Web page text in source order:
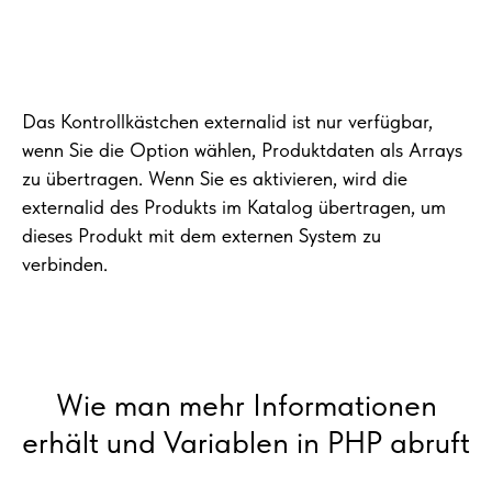
Das Kontrollkästchen externalid ist nur verfügbar,
wenn Sie die Option wählen, Produktdaten als Arrays
zu übertragen. Wenn Sie es aktivieren, wird die
externalid des Produkts im Katalog übertragen, um
dieses Produkt mit dem externen System zu
verbinden.
Wie man mehr Informationen
erhält und Variablen in PHP abruft